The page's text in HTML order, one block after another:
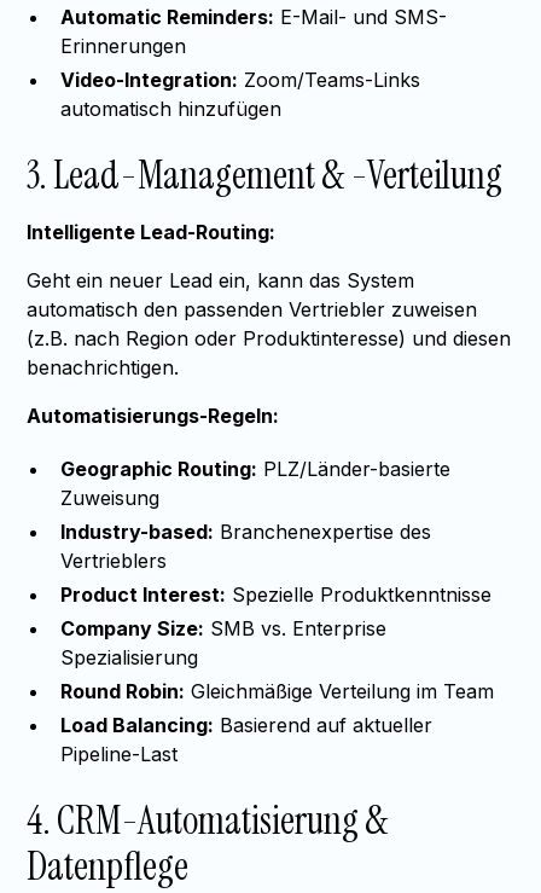
Automatic Reminders: E-Mail- und SMS-
Erinnerungen
Video-Integration: Zoom/Teams-Links
automatisch hinzufügen
3. Lead-Management & -Verteilung
Intelligente Lead-Routing:
Geht ein neuer Lead ein, kann das System
automatisch den passenden Vertriebler zuweisen
(z.B. nach Region oder Produktinteresse) und diesen
benachrichtigen.
Automatisierungs-Regeln:
Geographic Routing: PLZ/Länder-basierte
Zuweisung
Industry-based: Branchenexpertise des
Vertrieblers
Product Interest: Spezielle Produktkenntnisse
Company Size: SMB vs. Enterprise
Spezialisierung
Round Robin: Gleichmäßige Verteilung im Team
Load Balancing: Basierend auf aktueller
Pipeline-Last
4. CRM-Automatisierung &
Datenpflege